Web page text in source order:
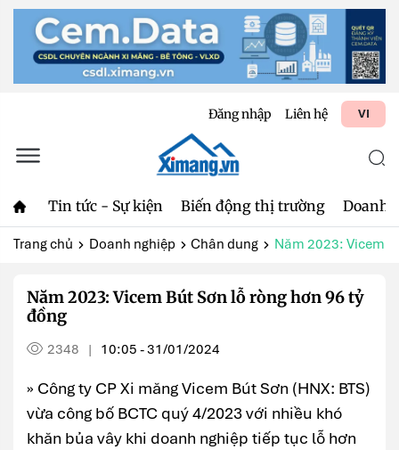
Đăng nhập Liên hệ VI
Tin tức - Sự kiện Biến động thị trường Doanh
Trang chủ Doanh nghiệp Chân dung Năm 2023: Vicem
Năm 2023: Vicem Bút Sơn lỗ ròng hơn 96 tỷ
đồng
2348 | 10:05 - 31/01/2024
» Công ty CP Xi măng Vicem Bút Sơn (HNX: BTS)
vừa công bố BCTC quý 4/2023 với nhiều khó
khăn bủa vây khi doanh nghiệp tiếp tục lỗ hơn